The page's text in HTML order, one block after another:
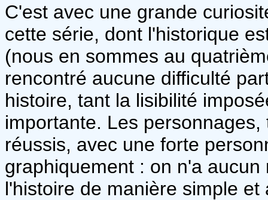
C'est avec une grande
cette série, dont l'historique
(nous en sommes au
rencontré aucune difficulté
histoire, tant la lisibilité
importante. Les
réussis, avec une forte
graphiquement : on n'a
l'histoire de manière simple et